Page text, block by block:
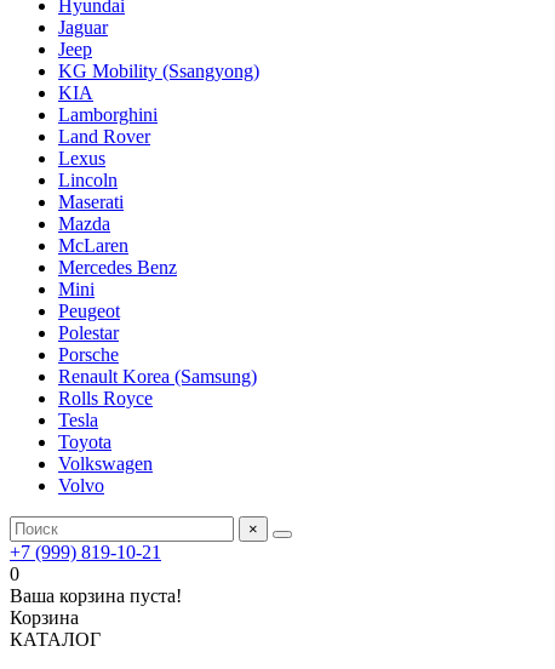
Hyundai
Jaguar
Jeep
KG Mobility (Ssangyong)
KIA
Lamborghini
Land Rover
Lexus
Lincoln
Maserati
Mazda
McLaren
Mercedes Benz
Mini
Peugeot
Polestar
Porsche
Renault Korea (Samsung)
Rolls Royce
Tesla
Toyota
Volkswagen
Volvo
×
+7 (999) 819-10-21
0
Ваша корзина пуста!
Корзина
КАТАЛОГ